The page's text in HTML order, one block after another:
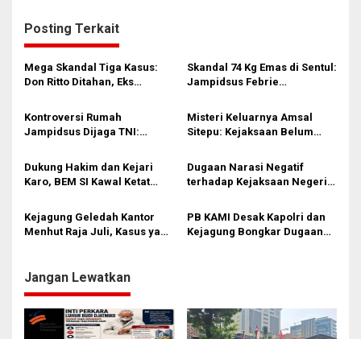
g
a
s
p
o
s
Posting Terkait
Mega Skandal Tiga Kasus:
Don Ritto Ditahan, Eks
Adriansyah Terancam
Hukuman Mati!
Skandal 74 Kg Emas di Sentul:
Jampidsus Febrie
Burhanuddin Tancap Gas
Transparansi!
Kontroversi Rumah
Jampidsus Dijaga TNI:
Benturan Kewenangan?
Misteri Keluarnya Amsal
Sitepu: Kejaksaan Belum
Dukung Hakim dan Kejari
Karo, BEM SI Kawal Ketat
Jangan Ada Intervensi!
Dugaan Narasi Negatif
terhadap Kejaksaan Negeri
of Justice dan Pelanggaran
UU Pers
Kejagung Geledah Kantor
Menhut Raja Juli, Kasus yang
PB KAMI Desak Kapolri dan
Kejagung Bongkar Dugaan
Jangan Lewatkan